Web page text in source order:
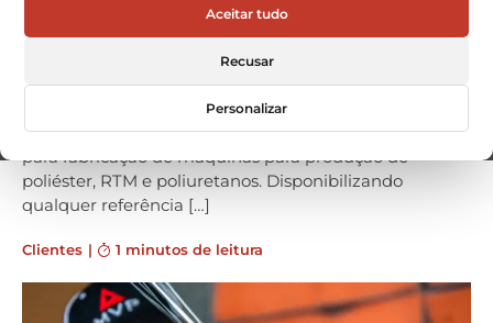
Aceitar tudo
Recusar
Personalizar
A empresa madrilena MÁGNUM VENUS PRODUCTS
(MVP) investiu num armazém automático vertical
HÄNEL ROTOMAT com o objetivo de maximizar a sua
capacidade de armazenamento. Localizado na zona
central da produção, o armazém vertical acondiciona
peças pequenas, como parafusos e anilhas, necessárias
para fabricação de máquinas para produção de
poliéster, RTM e poliuretanos. Disponibilizando
qualquer referência […]
Clientes | 1 minutos de leitura